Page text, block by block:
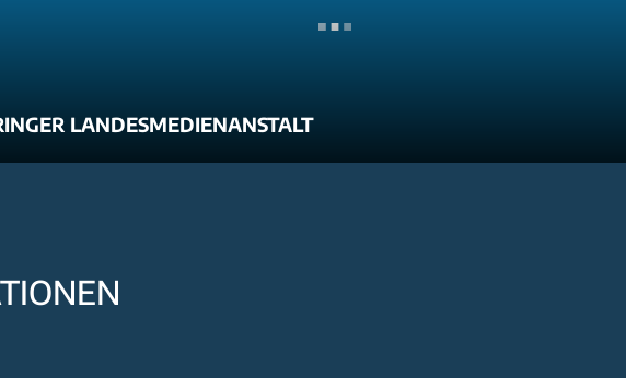
LANDESMEDIENANSTALT